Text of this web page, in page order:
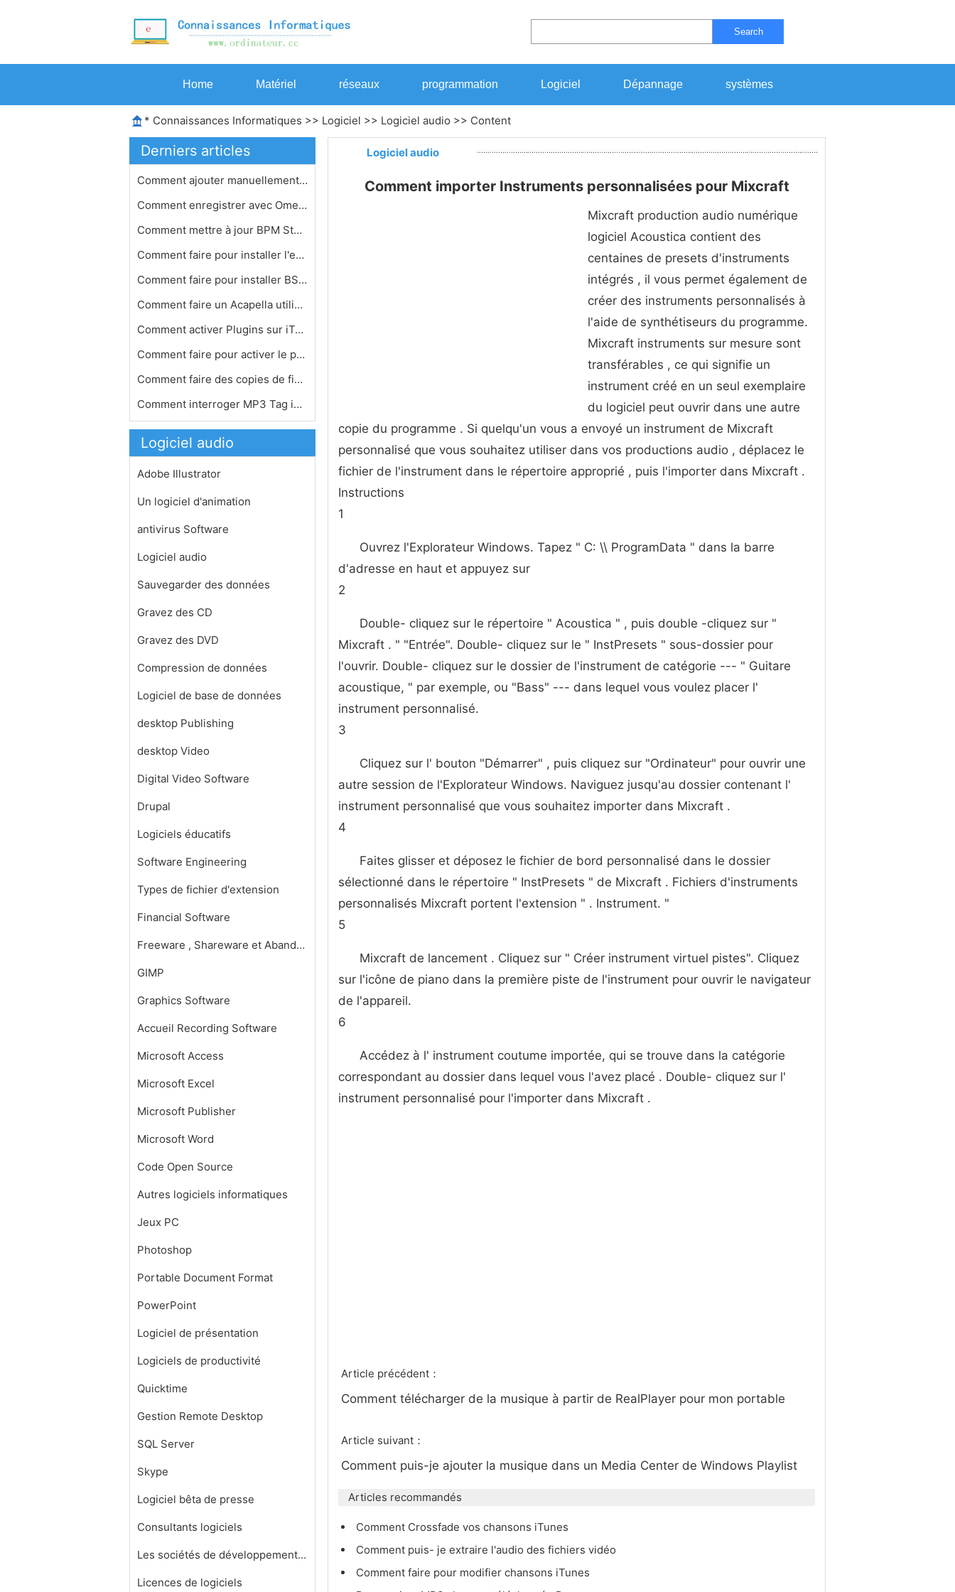
Search
Home Matériel réseaux programmation Logiciel Dépannage systèmes
* Connaissances Informatiques >> Logiciel >> Logiciel audio >> Content
Derniers articles
Comment ajouter manuellement des ill…
Comment enregistrer avec Omega Lexiq…
Comment mettre à jour BPM Studio so…
Comment faire pour installer l'encod…
Comment faire pour installer BS Play…
Comment faire un Acapella utilisez G…
Comment activer Plugins sur iTunes
Comment faire pour activer le partag…
Comment faire des copies de fichiers…
Comment interroger MP3 Tag informati…
Logiciel audio
Adobe Illustrator
Un logiciel d'animation
antivirus Software
Logiciel audio
Sauvegarder des données
Gravez des CD
Gravez des DVD
Compression de données
Logiciel de base de données
desktop Publishing
desktop Video
Digital Video Software
Drupal
Logiciels éducatifs
Software Engineering
Types de fichier d'extension
Financial Software
Freeware , Shareware et Abandonware
GIMP
Graphics Software
Accueil Recording Software
Microsoft Access
Microsoft Excel
Microsoft Publisher
Microsoft Word
Code Open Source
Autres logiciels informatiques
Jeux PC
Photoshop
Portable Document Format
PowerPoint
Logiciel de présentation
Logiciels de productivité
Quicktime
Gestion Remote Desktop
SQL Server
Skype
Logiciel bêta de presse
Consultants logiciels
Les sociétés de développement de logiciels
Licences de logiciels
Logiciel audio
Comment importer Instruments personnalisées pour Mixcraft
Mixcraft production audio numérique
logiciel Acoustica contient des
centaines de presets d'instruments
intégrés , il vous permet également de
créer des instruments personnalisés à
l'aide de synthétiseurs du programme.
Mixcraft instruments sur mesure sont
transférables , ce qui signifie un
instrument créé en un seul exemplaire
du logiciel peut ouvrir dans une autre
copie du programme . Si quelqu'un vous a envoyé un instrument de Mixcraft
personnalisé que vous souhaitez utiliser dans vos productions audio , déplacez le
fichier de l'instrument dans le répertoire approprié , puis l'importer dans Mixcraft .
Instructions
1
Ouvrez l'Explorateur Windows. Tapez " C: \\ ProgramData " dans la barre
d'adresse en haut et appuyez sur
2
Double- cliquez sur le répertoire " Acoustica " , puis double -cliquez sur "
Mixcraft . " "Entrée". Double- cliquez sur le " InstPresets " sous-dossier pour
l'ouvrir. Double- cliquez sur le dossier de l'instrument de catégorie --- " Guitare
acoustique, " par exemple, ou "Bass" --- dans lequel vous voulez placer l'
instrument personnalisé.
3
Cliquez sur l' bouton "Démarrer" , puis cliquez sur "Ordinateur" pour ouvrir une
autre session de l'Explorateur Windows. Naviguez jusqu'au dossier contenant l'
instrument personnalisé que vous souhaitez importer dans Mixcraft .
4
Faites glisser et déposez le fichier de bord personnalisé dans le dossier
sélectionné dans le répertoire " InstPresets " de Mixcraft . Fichiers d'instruments
personnalisés Mixcraft portent l'extension " . Instrument. "
5
Mixcraft de lancement . Cliquez sur " Créer instrument virtuel pistes". Cliquez
sur l'icône de piano dans la première piste de l'instrument pour ouvrir le navigateur
de l'appareil.
6
Accédez à l' instrument coutume importée, qui se trouve dans la catégorie
correspondant au dossier dans lequel vous l'avez placé . Double- cliquez sur l'
instrument personnalisé pour l'importer dans Mixcraft .
Article précédent：
Comment télécharger de la musique à partir de RealPlayer pour mon portable
Article suivant：
Comment puis-je ajouter la musique dans un Media Center de Windows Playlist
Articles recommandés
Comment Crossfade vos chansons iTunes
Comment puis- je extraire l'audio des fichiers vidéo
Comment faire pour modifier chansons iTunes